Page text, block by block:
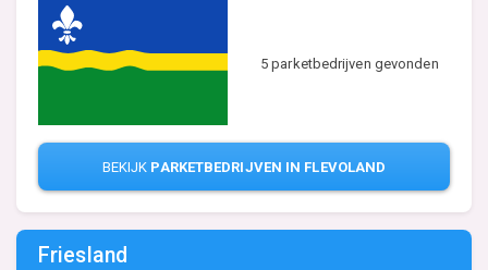
5 parketbedrijven gevonden
BEKIJK PARKETBEDRIJVEN IN FLEVOLAND
Friesland